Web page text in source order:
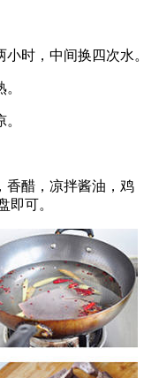
时，中间换四次水。
醋，凉拌酱油，鸡
即可。